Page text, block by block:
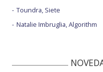
Toundra, Siete
Natalie Imbruglia, Algorithm